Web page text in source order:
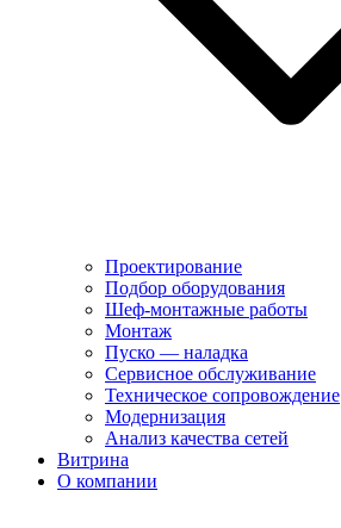
Проектирование
Подбор оборудования
Шеф-монтажные работы
Монтаж
Пуско — наладка
Сервисное обслуживание
Техническое сопровождение
Модернизация
Анализ качества сетей
Витрина
О компании